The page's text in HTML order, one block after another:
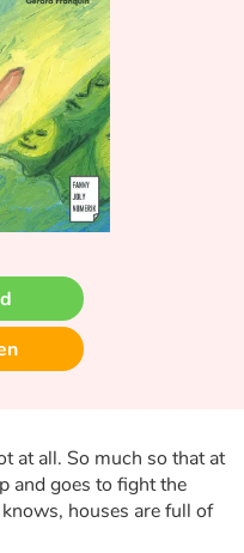
at all. So much so that at
and goes to fight the
houses are full of